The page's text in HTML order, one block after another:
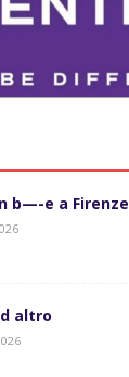
b—-e a Firenze
altro